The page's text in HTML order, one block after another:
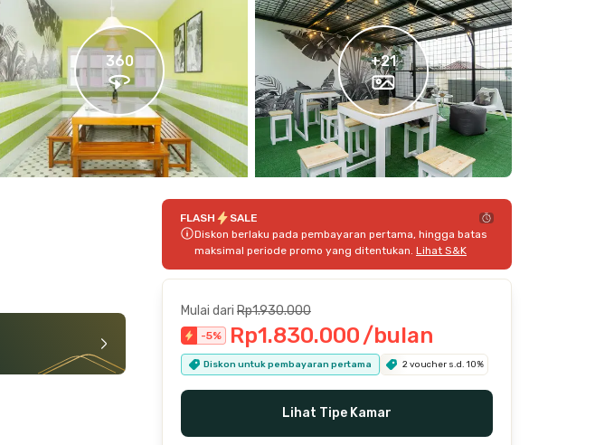
360 +21
FLASH
SALE
Diskon berlaku pada pembayaran pertama, hingga batas
maksimal periode promo yang ditentukan. Lihat S&K
Mulai dari Rp1.930.000
-5% Rp1.830.000/bulan
Diskon untuk pembayaran pertama 2 voucher s.d. 10%
Lihat Tipe Kamar